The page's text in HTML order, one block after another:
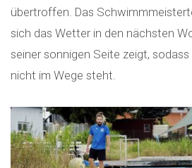
übertroffen. Das
sich das Wetter in den nächsten
seiner sonnigen Seite zeigt,
nicht im Wege steht.